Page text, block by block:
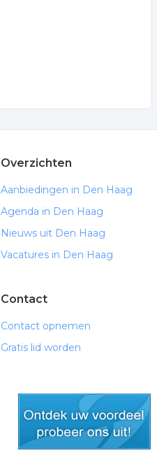
Overzichten
Aanbiedingen in Den Haag
Agenda in Den Haag
Nieuws uit Den Haag
Vacatures in Den Haag
Contact
Contact opnemen
Gratis lid worden